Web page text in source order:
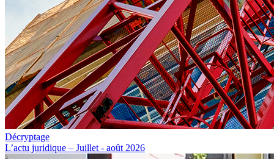
Décryptage
L’actu juridique – Juillet - août 2026